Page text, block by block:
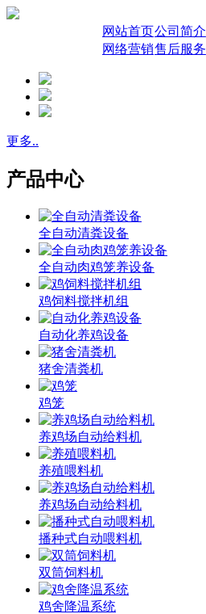
网站首页公司简介
网络营销售后服务
更多..
产品中心
全自动清粪设备
全自动肉鸡笼养设备
鸡饲料搅拌机组
自动化养鸡设备
猪舍清粪机
鸡笼
养鸡场自动给料机
养殖喂料机
养鸡场自动给料机
播种式自动喂料机
双筒饲料机
鸡舍降温系统